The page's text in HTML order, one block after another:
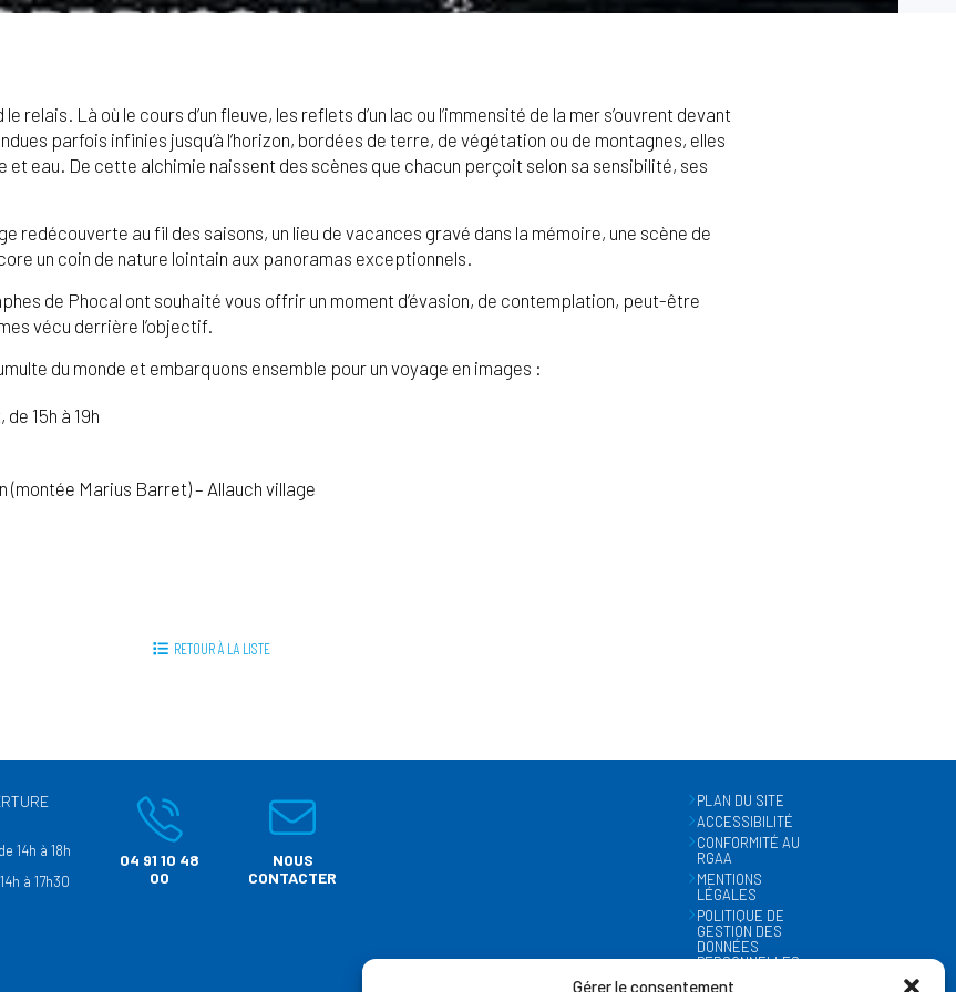
Gérer le consentement
relais. Là où le cours d’un fleuve, les reflets d’un lac ou l’immensité de la mer s’ouvrent devant
parfois infinies jusqu’à l’horizon, bordées de terre, de végétation ou de montagnes, elles
eau. De cette alchimie naissent des scènes que chacun perçoit selon sa sensibilité, ses
redécouverte au fil des saisons, un lieu de vacances gravé dans la mémoire, une scène de
un coin de nature lointain aux panoramas exceptionnels.
de Phocal ont souhaité vous offrir un moment d’évasion, de contemplation, peut-être
vécu derrière l’objectif.
du monde et embarquons ensemble pour un voyage en images :
15h à 19h
(montée Marius Barret) – Allauch village
RETOUR À LA LISTE
14h à 18h
à 17h30
04 91 10 48
00
NOUS
CONTACTER
PLAN DU SITE
ACCESSIBILITÉ
CONFORMITÉ AU
RGAA
MENTIONS
LÉGALES
POLITIQUE DE
GESTION DES
DONNÉES
PERSONNELLES
MÉTÉO